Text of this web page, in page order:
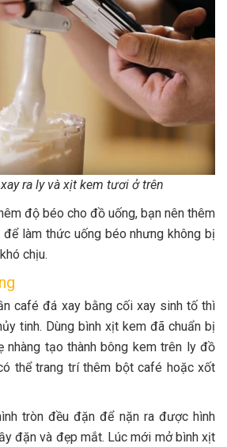
ra ly và xịt kem tươi ở trên
độ béo cho đồ uống, bạn nên thêm
làm thức uống béo nhưng không bị
chịu.
café đá xay bằng cối xay sinh tố thì
tinh. Dùng bình xịt kem đã chuẩn bị
nhàng tạo thành bông kem trên ly đồ
thể trang trí thêm bột café hoặc xốt
tròn đều đặn để nặn ra được hình
đặn và đẹp mắt. Lúc mới mở bình xịt